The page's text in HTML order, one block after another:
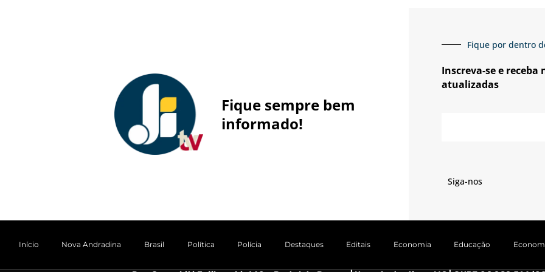
Fique sempre bem
informado!
Fique por dentro
Inscreva-se e
atualizadas
Siga-nos
Início Nova Andradina Brasil Política Polícia Destaques Editais Economia Educação